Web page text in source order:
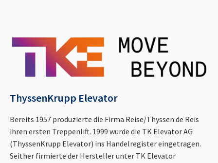
ThyssenKrupp Elevator
Bereits 1957 produzierte die Firma Reise/Thyssen de Reis
ihren ersten Treppenlift. 1999 wurde die TK Elevator AG
(ThyssenKrupp Elevator) ins Handelregister eingetragen.
Seither firmierte der Hersteller unter TK Elevator